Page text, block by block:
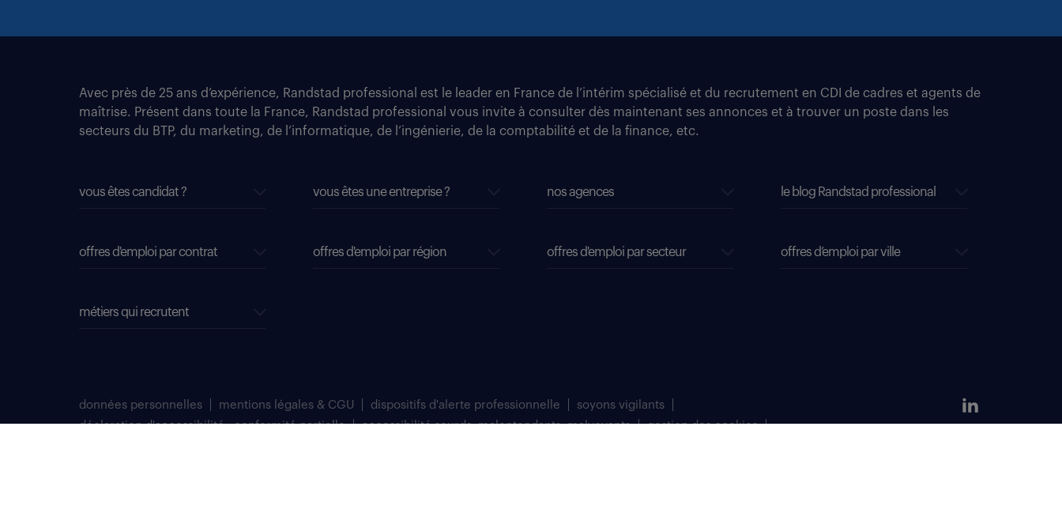
Avec près de 25 ans d’expérience, Randstad professional est le leader en France de l’intérim spécialisé et du recrutement en CDI de cadres et agents de
maîtrise. Présent dans toute la France, Randstad professional vous invite à consulter dès maintenant ses annonces et à trouver un poste dans les
secteurs du BTP, du marketing, de l’informatique, de l’ingénierie, de la comptabilité et de la finance, etc.
vous êtes candidat ? vous êtes une entreprise ? nos agences le blog Randstad professional
offres d'emploi par contrat offres d'emploi par région offres d'emploi par secteur offres d’emploi par ville
métiers qui recrutent
données personnelles mentions légales & CGU dispositifs d'alerte professionnelle
soyons vigilants
déclaration d'accessibilité : conformité partielle
accessibilité sourds, malentendants, malvoyants
gestion des cookies